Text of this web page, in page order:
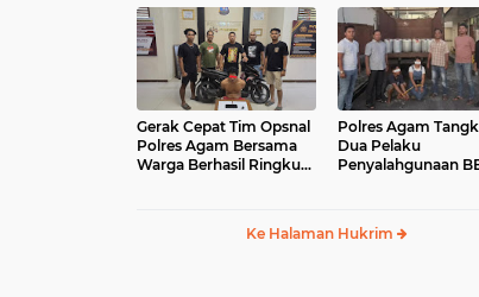
Gerak Cepat Tim Opsnal
Polres Agam Bersama
Warga Berhasil Ringkus
Polres Agam
Dua Pelaku
Penyalahgunaan
Ke Halaman Hukrim